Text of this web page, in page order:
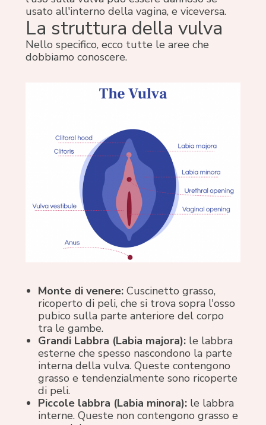
usato all'interno della vagina, e viceversa.
La struttura della vulva
Nello specifico, ecco tutte le aree che
dobbiamo conoscere.
Monte di venere: Cuscinetto grasso,
ricoperto di peli, che si trova sopra l'osso
pubico sulla parte anteriore del corpo
tra le gambe.
Grandi Labbra (Labia majora): le labbra
esterne che spesso nascondono la parte
interna della vulva. Queste contengono
grasso e tendenzialmente sono ricoperte
di peli.
Piccole labbra (Labia minora): le labbra
interne. Queste non contengono grasso e